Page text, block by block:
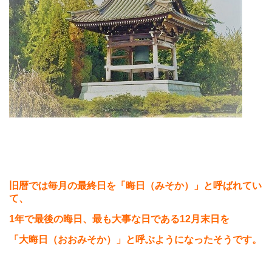
旧暦では毎月の最終日を「晦日（みそか）」と呼ばれてい
て、
1年で最後の晦日、最も大事な日である12月末日を
「大晦日（おおみそか）」と呼ぶようになったそうです。